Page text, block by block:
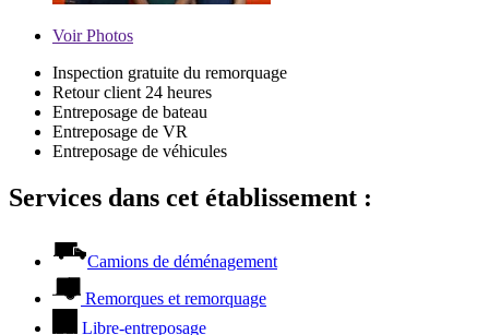
VoirPhotos
Inspection gratuite du remorquage
Retour client 24 heures
Entreposage de bateau
Entreposage de VR
Entreposage de véhicules
Services dans cet établissement :
Camions de déménagement
Remorques et remorquage
Libre-entreposage